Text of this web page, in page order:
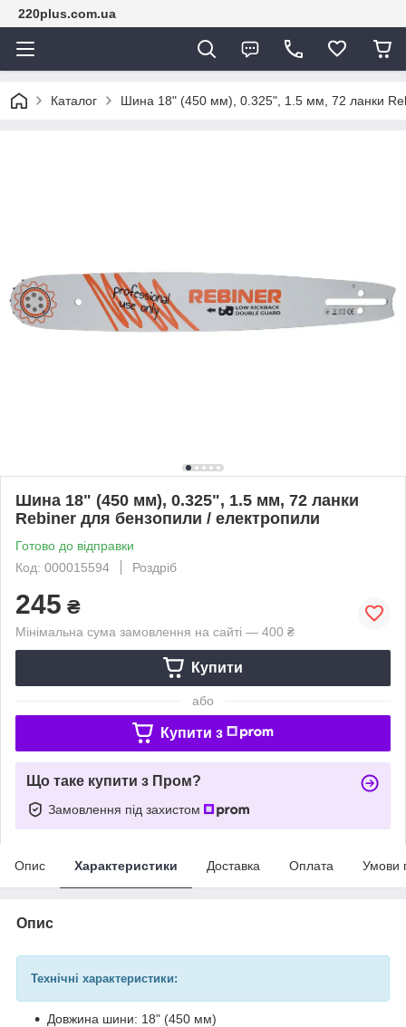
220plus.com.ua
Каталог Шина 18" (450 мм), 0.325", 1.5 мм, 72 ланки
Шина 18" (450 мм), 0.325", 1.5 мм, 72 ланки
Rebiner для бензопили / електропили
Готово до відправки
Код: 000015594
Роздріб
245 ₴
Мінімальна сума замовлення на сайті — 400 ₴
Купити
або
Купити з
Що таке купити з Пром?
Замовлення під захистом
Опис Характеристики Доставка Оплата Умови
Опис
Технічні характеристики:
Довжина шини: 18" (450 мм)